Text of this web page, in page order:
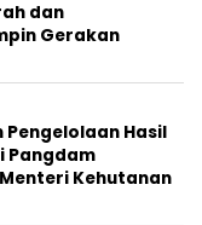
dan
Gerakan
Hasil
Pangdam
Kehutanan